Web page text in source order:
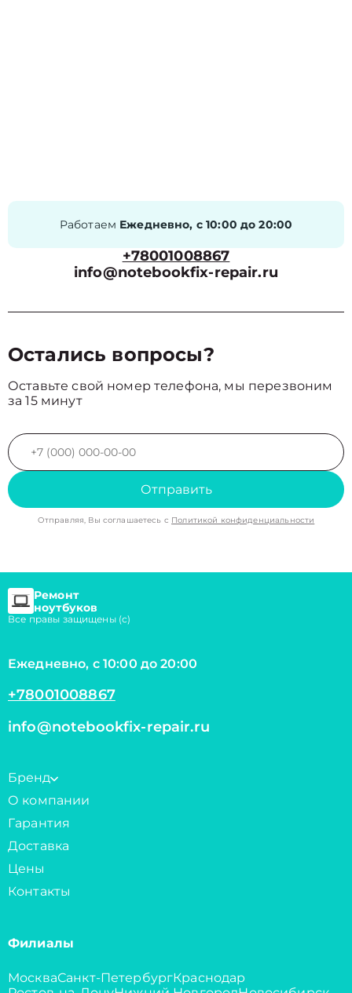
Работаем Ежедневно, с 10:00 до 20:00
+78001008867
info@notebookfix-repair.ru
Остались вопросы?
Оставьте свой номер телефона, мы перезвоним
за 15 минут
Отправить
Отправляя, Вы соглашаетесь с Политикой конфиденциальности
Ремонт
ноутбуков
Все правы защищены (с)
Ежедневно, с 10:00 до 20:00
+78001008867
info@notebookfix-repair.ru
Бренд
О компании
Гарантия
Доставка
Цены
Контакты
Филиалы
МоскваСанкт-ПетербургКраснодар